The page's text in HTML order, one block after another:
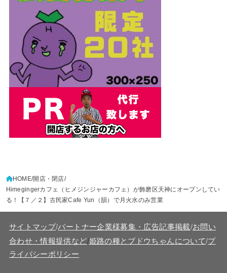
HOME 開店・閉店
Himegingerカフェ（ヒメジンジャーカフェ）が飾磨区天神にオープンしてい
る！【７／２】古民家Cafe Yun（韻）で月火水のみ営業
サイトマップ/パートナー企業様募集・広告記事掲載/お問い
合わせ・情報提供など/姫路の種とブドウちゃんについて/プ
ライバシーポリシー